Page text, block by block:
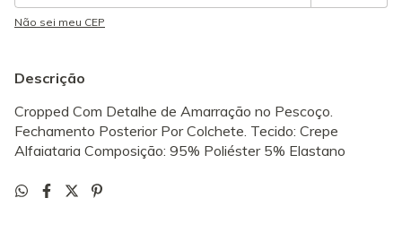
Não sei meu CEP
Descrição
Cropped Com Detalhe de Amarração no Pescoço.
Fechamento Posterior Por Colchete. Tecido: Crepe
Alfaiataria Composição: 95% Poliéster 5% Elastano